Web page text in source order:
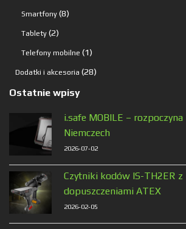
produkt
Smartfony 88
Tablety 22
produkty
Telefony mobilne 11
produkt
Dodatki i akcesoria 2828
Ostatnie wpisy
i.safe MOBILE –
Niemczech
2026-07-02
Czytniki kodów IS-TH2ER
dopuszczeniami ATEX
2026-02-05